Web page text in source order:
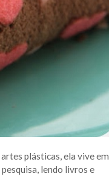
artes plásticas, ela vive em
lendo livros e